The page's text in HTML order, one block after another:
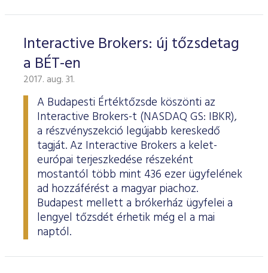
Interactive Brokers: új tőzsdetag
a BÉT-en
2017. aug. 31.
A Budapesti Értéktőzsde köszönti az
Interactive Brokers-t (NASDAQ GS: IBKR),
a részvényszekció legújabb kereskedő
tagját. Az Interactive Brokers a kelet-
európai terjeszkedése részeként
mostantól több mint 436 ezer ügyfelének
ad hozzáférést a magyar piachoz.
Budapest mellett a brókerház ügyfelei a
lengyel tőzsdét érhetik még el a mai
naptól.